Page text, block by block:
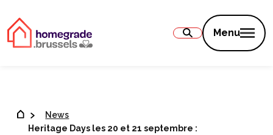
Menu
News
Heritage Days les 20 et 21 septembre :